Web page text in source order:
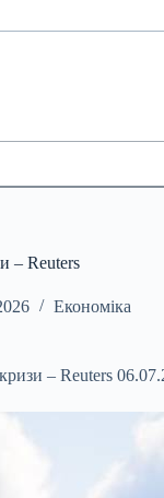
– Reuters
Економіка
– Reuters